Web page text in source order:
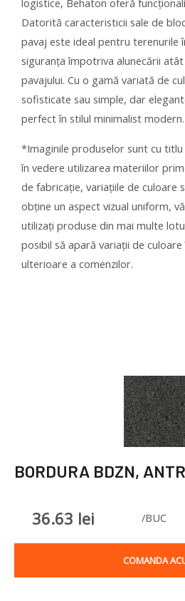
logistice, Behaton oferă
Datorită caracteristicii sale de
pavaj este ideal pentru terenurile
siguranța împotriva alunecării
pavajului. Cu o gamă variată de
sofisticate sau simple, dar
perfect în stilul minimalist modern.
*Imaginile produselor sunt cu
în vedere utilizarea materiilor
de fabricație, variațiile de culoare
obține un aspect vizual uniform,
utilizați produse din mai multe
posibil să apară variații de
ulterioare a comenzilor.
BORDURA BDZN,
36.63 lei /BUC
COMANDA